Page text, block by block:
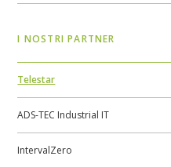
I NOSTRI PARTNER
Telestar
ADS-TEC Industrial IT
IntervalZero